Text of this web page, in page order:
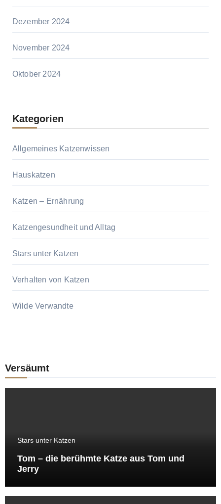
Dezember 2024
November 2024
Oktober 2024
Kategorien
Allgemeines Katzenwissen
Hauskatzen
Katzen – Ernährung
Katzengesundheit und Alltag
Stars unter Katzen
Verhalten von Katzen
Wilde Verwandte
Versäumt
Stars unter Katzen
Tom – die berühmte Katze aus Tom und
Jerry